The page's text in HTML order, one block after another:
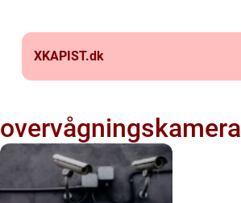
XKAPIST.dk
overvågningskamera